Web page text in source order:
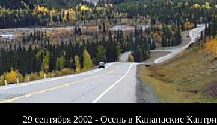
29 сентября 2002 - Осень в Кананаскис Кантри